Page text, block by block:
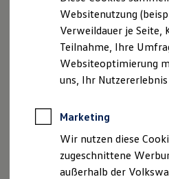
Garantien
Wartungsverträge
Geschäftskunden
Professional
Großkunden
Behörden
Anpfiff zum Gewinn
Elektroautos
ID. Tutorials
(
Websitenutzung
Verweildauer je Seite,
Teilnahme, Ihre
Websiteoptimierung
uns, Ihr
Marketing
Wir nutzen diese
zugeschnittene
außerhalb der